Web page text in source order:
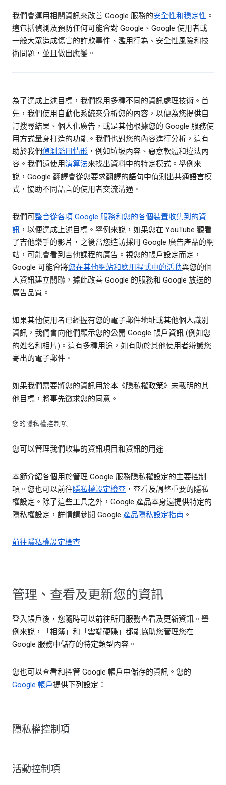
我們會運用相關資訊來改善 Google 服務的安全性和穩定性 。
這包括偵測及預防任何可能會對 Google、Google 使用者或
一般大眾造成傷害的詐欺事件、濫用行為、安全性風險和技
術問題，並且做出應變。
為了達成上述目標，我們採用多種不同的資訊處理技術。首
先，我們使用自動化系統來分析您的內容，以便為您提供自
訂搜尋結果、個人化廣告，或是其他根據您的 Google 服務使
用方式量身打造的功能。我們也對您的內容進行分析，這有
助於我們偵測濫用情形 ，例如垃圾內容、惡意軟體和違法內
容。我們還使用演算法來找出資料中的特定模式。舉例來
說，Google 翻譯會從您要求翻譯的語句中偵測出共通語言模
式，協助不同語言的使用者交流溝通。
我們可整合從各項 Google 服務和您的各個裝置收集到的資
訊 ，以便達成上述目標。舉例來說，如果您在 YouTube 觀看
了吉他樂手的影片，之後當您造訪採用 Google 廣告產品的網
站，可能會看到吉他課程的廣告。視您的帳戶設定而定，
Google 可能會將您在其他網站和應用程式中的活動與您的個
人資訊建立關聯，據此改善 Google 的服務和 Google 放送的
廣告品質。
如果其他使用者已經握有您的電子郵件地址或其他個人識別
資訊，我們會向他們顯示您的公開 Google 帳戶資訊 (例如您
的姓名和相片)。這有多種用途，如有助於其他使用者辨識您
寄出的電子郵件。
如果我們需要將您的資訊用於本《隱私權政策》未載明的其
他目標，將事先徵求您的同意。
您的隱私權控制項
您可以管理我們收集的資訊項目和資訊的用途
本節介紹各個用於管理 Google 服務隱私權設定的主要控制
項。您也可以前往隱私權設定檢查 ，查看及調整重要的隱私
權設定。除了這些工具之外，Google 產品本身還提供特定的
隱私權設定，詳情請參閱 Google 產品隱私設定指南 。
前往隱私權設定檢查
管理、查看及更新您的資訊
登入帳戶後，您隨時可以前往所用服務查看及更新資訊。舉
例來說，「相簿」和「雲端硬碟」都能協助您管理您在
Google 服務中儲存的特定類型內容。
您也可以查看和控管 Google 帳戶中儲存的資訊。您的
Google 帳戶提供下列設定：
隱私權控制項
活動控制項